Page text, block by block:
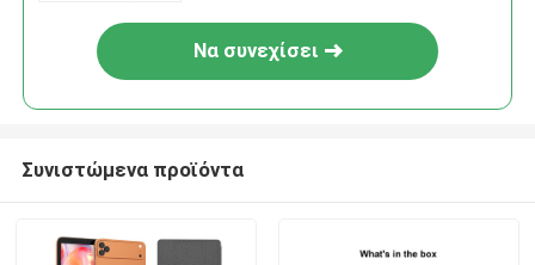
Να συνεχίσει
Συνιστώμενα προϊόντα